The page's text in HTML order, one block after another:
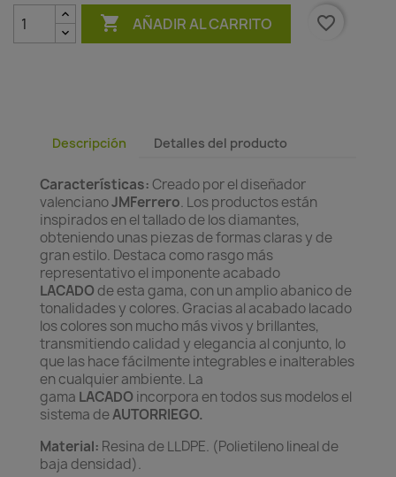
 AÑADIR AL CARRITO favorite_border
Descripción Detalles del producto
Características: Creado por el diseñador
valencianoJMFerrero. Los productos están
inspirados en el tallado de los diamantes,
obteniendo unas piezas de formas claras y de
gran estilo. Destaca como rasgo más
representativo el imponente acabado
LACADO de esta gama, con un amplio abanico de
tonalidades y colores. Gracias al acabado lacado
los colores son mucho más vivos y brillantes,
transmitiendo calidad y elegancia al conjunto, lo
que las hace fácilmente integrables e inalterables
en cualquier ambiente. La
gama LACADO incorpora en todos sus modelos el
sistema deAUTORRIEGO.
Material: Resina de LLDPE. (Polietileno lineal de
baja densidad).